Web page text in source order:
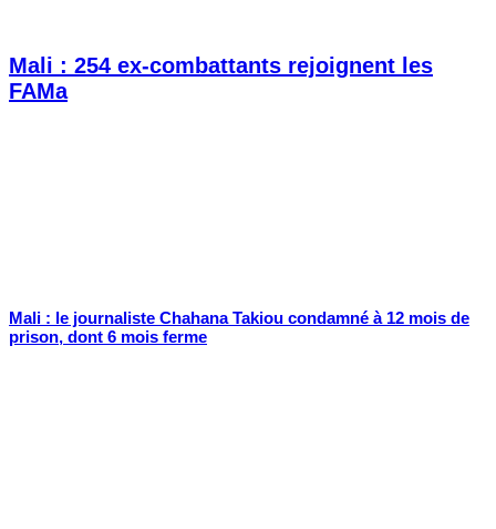
Mali : 254 ex-combattants rejoignent les
FAMa
Mali : le journaliste Chahana Takiou condamné à 12 mois de
prison, dont 6 mois ferme